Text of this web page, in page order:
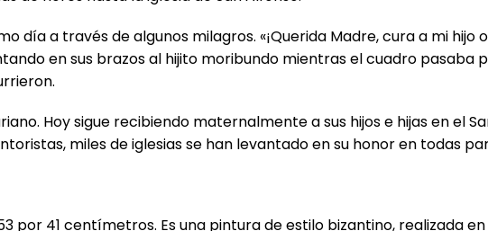
día a través de algunos milagros. «¡Querida Madre, cura a mi hijo
en sus brazos al hijito moribundo mientras el cuadro pasaba
Hoy sigue recibiendo maternalmente a sus hijos e hijas en el
miles de iglesias se han levantado en su honor en todas
por 41 centímetros. Es una pintura de estilo bizantino, realizada